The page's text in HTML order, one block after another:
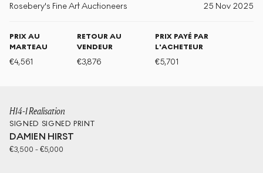
Rosebery's Fine Art Auctioneers 25 Nov 2025
PRIX AU
MARTEAU
€4,561
RETOUR AU
VENDEUR
€3,876
PRIX PAYÉ PAR
L'ACHETEUR
€5,701
H14-1 Realisation
SIGNED SIGNED PRINT
DAMIEN HIRST
€3,500 -€5,000